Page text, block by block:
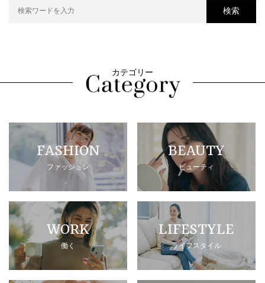
検索
カテゴリー
FASHION
ファッション
BEAUTY
ビューティ
WORK
働く
LIFESTYLE
ライフスタイル